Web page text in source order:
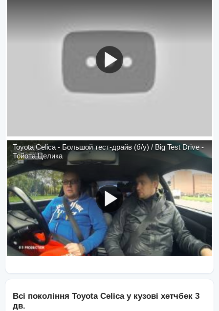
Toyota Celica - Большой тест-драйв (б/у) / Big Test Drive -
Тойота Целика
Всі покоління Toyota Celica у кузові хетчбек 3
дв.